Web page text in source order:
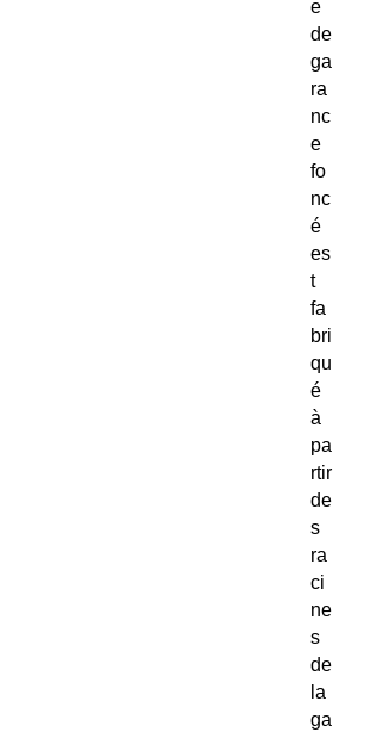
e
de
ga
ra
nc
e
fo
nc
é
es
t
fa
bri
qu
é
à
pa
rtir
de
s
ra
ci
ne
s
de
la
ga